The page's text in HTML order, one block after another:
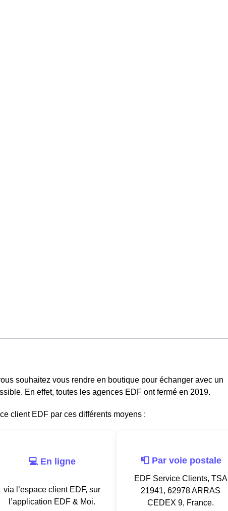
souhaitez vous rendre en boutique pour échanger avec un
En effet, toutes les agences EDF ont fermé en 2019.
client EDF par ces différents moyens :
💻 En ligne
via l’espace client EDF, sur
l’application EDF & Moi.
📮 Par voie postale
EDF Service Clients, TSA
21941, 62978 ARRAS
CEDEX 9, France.